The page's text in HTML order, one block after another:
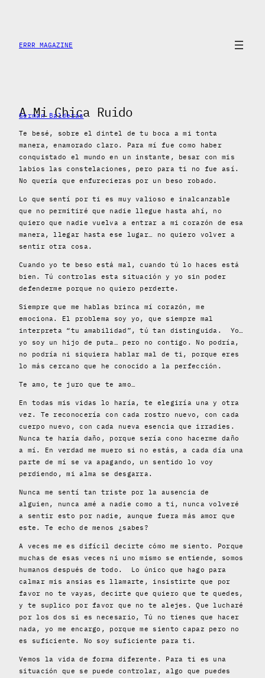
contenido
ERRR MAGAZINE
A Mi Chica Ruido
German Balderas
Te besé, sobre el dintel de tu boca a mi tonta
manera, enamorado claro. Para mí fue como haber
conquistado el mundo en un instante, besar con mis
labios las constelaciones, pero para ti no fue así.
No quería que enfurecieras por un beso robado.
Lo que sentí por ti es muy valioso e inalcanzable
que no permitiré que nadie llegue hasta ahí, no
quiero que nadie vuelva a entrar a mi corazón de esa
manera, llegar hasta ese lugar… no quiero volver a
sentir otra cosa.
Cuando yo te beso está mal, cuando tú lo haces está
bien. Tú controlas esta situación y yo sin poder
defenderme porque no quiero perderte.
Siempre que me hablas brinca mí corazón, me
emociona. El problema soy yo, que siempre mal
interpreta “tu amabilidad”, tú tan distinguida. Yo…
yo soy un hijo de puta… pero no contigo. No podría,
no podría ni siquiera hablar mal de ti, porque eres
lo más cercano que he conocido a la perfección.
Te amo, te juro que te amo…
En todas mis vidas lo haría, te elegiría una y otra
vez. Te reconocería con cada rostro nuevo, con cada
cuerpo nuevo, con cada nueva esencia que irradies.
Nunca te haría daño, porque sería cono hacerme daño
a mí. En verdad me muero si no estás, a cada día una
parte de mí se va apagando, un sentido lo voy
perdiendo, mi alma se desgarra.
Nunca me sentí tan triste por la ausencia de
alguien, nunca amé a nadie como a ti, nunca volveré
a sentir esto por nadie, aunque fuera más amor que
este. Te echo de menos ¿sabes?
A veces me es difícil decirte cómo me siento. Porque
muchas de esas veces ni uno mismo se entiende, somos
humanos después de todo. Lo único que hago para
calmar mis ansias es llamarte, insistirte que por
favor no te vayas, decirte que quiero que te quedes,
y te suplico por favor que no te alejes. Que lucharé
por los dos si es necesario, Tú no tienes que hacer
nada, yo me encargo, porque me siento capaz pero no
es suficiente. No soy suficiente para ti.
Vemos la vida de forma diferente. Para ti es una
situación que se puede controlar, algo que puedes